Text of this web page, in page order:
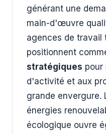
générant une
main-d'œuvre
agences de travail
positionnent
stratégiques pour
d'activité et aux
grande envergure.
énergies
écologique ouvre